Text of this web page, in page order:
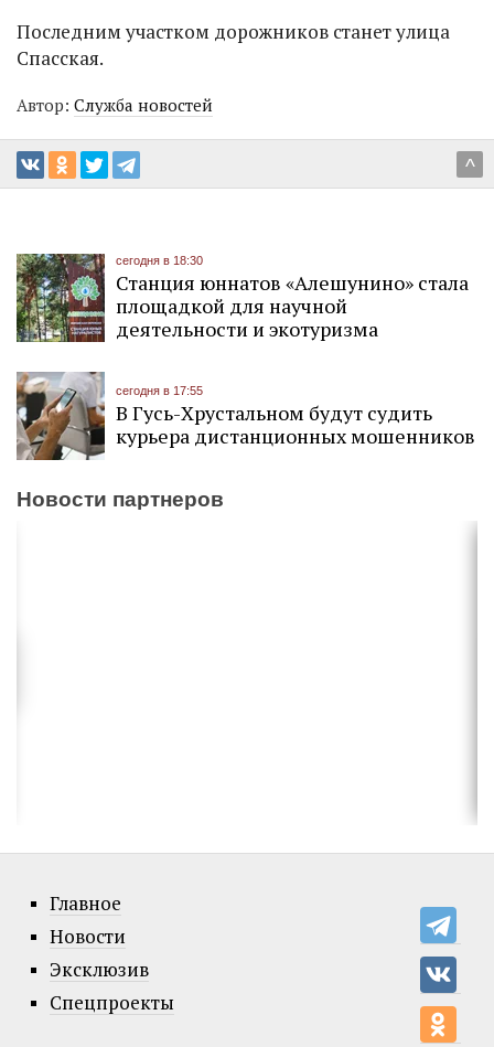
Последним участком дорожников станет улица
Спасская.
Автор: Служба новостей
^
сегодня в 18:30
Станция юннатов «Алешунино» стала
площадкой для научной
деятельности и экотуризма
сегодня в 17:55
В Гусь-Хрустальном будут судить
курьера дистанционных мошенников
Новости партнеров
Главное
Новости
Эксклюзив
Спецпроекты